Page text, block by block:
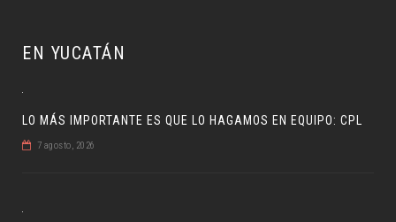
EN YUCATÁN
LO MÁS IMPORTANTE ES QUE LO HAGAMOS EN EQUIPO: CPL
7 agosto, 2026